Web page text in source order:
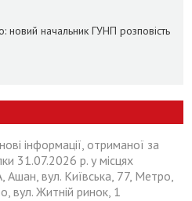
начальник ГУНП розповість
інформації, отриманої за
31.07.2026 р. у місцях
вул. Київська, 77, Метро,
вул. Житній ринок, 1